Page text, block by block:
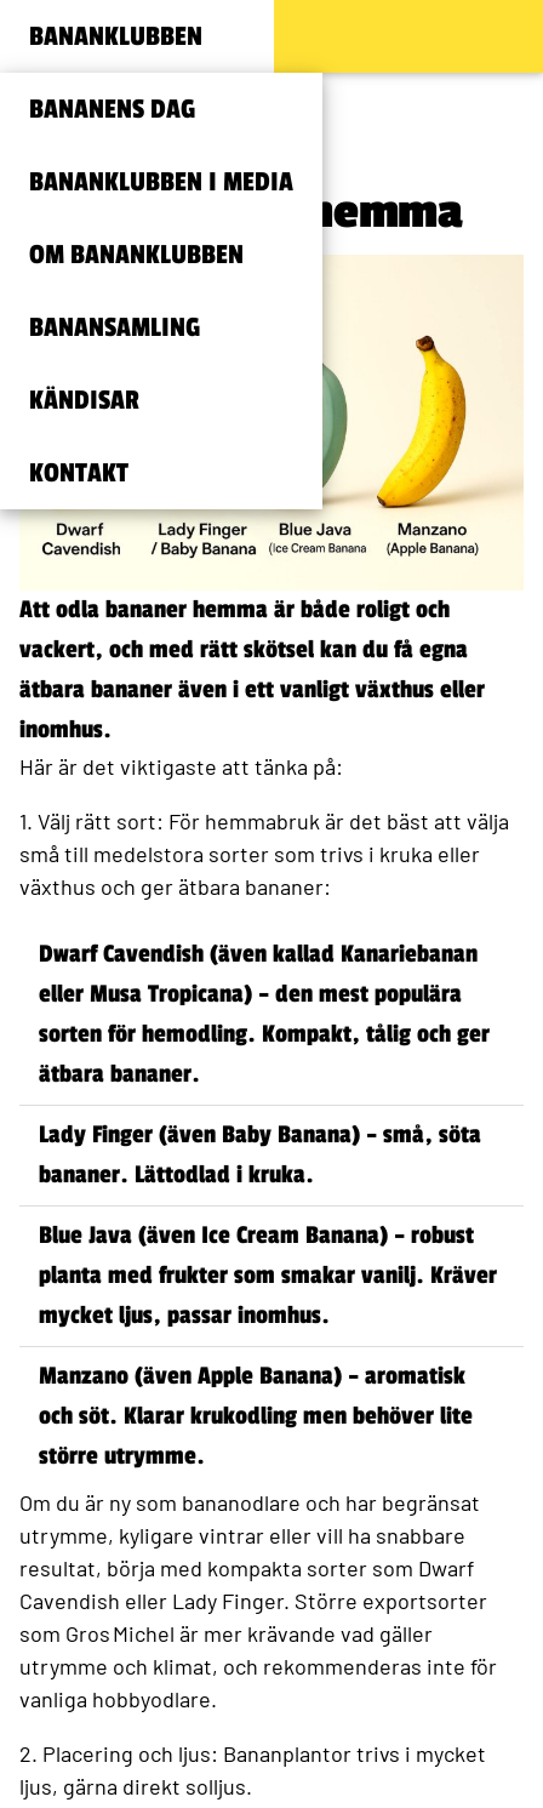
BANANKLUBBEN
BANANENS DAG
BANANKLUBBEN I MEDIA
OM BANANKLUBBEN
BANANSAMLING
KÄNDISAR
KONTAKT
Odla bananer hemma
Att odla bananer hemma är både roligt och
vackert, och med rätt skötsel kan du få egna
ätbara bananer även i ett vanligt växthus eller
inomhus.
Här är det viktigaste att tänka på:
1. Välj rätt sort: För hemmabruk är det bäst att välja
små till medelstora sorter som trivs i kruka eller
växthus och ger ätbara bananer:
Dwarf Cavendish (även kallad Kanariebanan
eller Musa Tropicana) – den mest populära
sorten för hemodling. Kompakt, tålig och ger
ätbara bananer.
Lady Finger (även Baby Banana) – små, söta
bananer. Lättodlad i kruka.
Blue Java (även Ice Cream Banana) – robust
planta med frukter som smakar vanilj. Kräver
mycket ljus, passar inomhus.
Manzano (även Apple Banana) – aromatisk
och söt. Klarar krukodling men behöver lite
större utrymme.
Om du är ny som bananodlare och har begränsat
utrymme, kyligare vintrar eller vill ha snabbare
resultat, börja med kompakta sorter som Dwarf
Cavendish eller Lady Finger. Större exportsorter
som Gros Michel är mer krävande vad gäller
utrymme och klimat, och rekommenderas inte för
vanliga hobbyodlare.
2. Placering och ljus: Bananplantor trivs i mycket
ljus, gärna direkt solljus.